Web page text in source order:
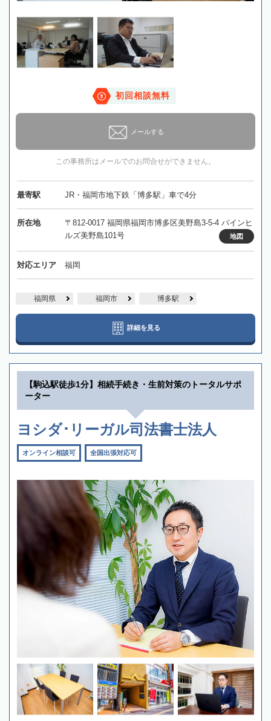
初回相談無料
メールする
この事務所はメールでのお問合せができません。
最寄駅 JR・福岡市地下鉄「博多駅」車で4分
所在地
〒812-0017 福岡県福岡市博多区美野島3-5-4 パインヒ
ルズ美野島101号
地図
対応エリア 福岡
福岡県 福岡市 博多駅
詳細を見る
【駒込駅徒歩1分】相続手続き・生前対策のトータルサポ
ーター
ヨシダ･リーガル司法書士法人
オンライン相談可 全国出張対応可